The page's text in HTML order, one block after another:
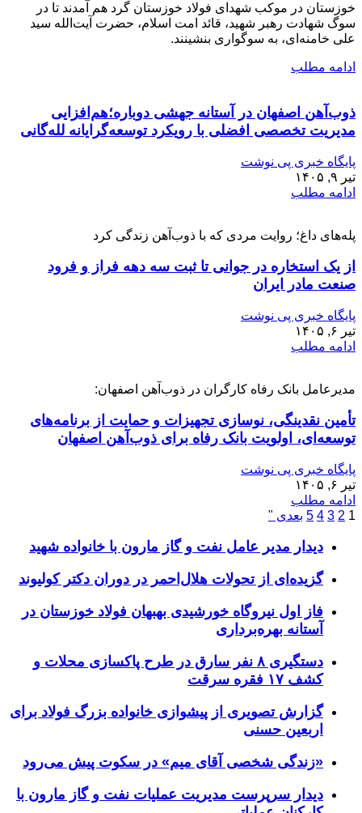
خوزستان در موکب شهدای فولاد خوزستان گرد هم آمدند تا در
سوگ شهادت رهبر شهید، قائد امت اسلام، حضرت آیت‌الله سید
علی خامنه‌ای، به سوگواری بنشینند.
ادامه مطلب
ذوب‌آهن اصفهان در آستانه جهشی دوباره؛هم‌افزایی
مدیریت تخصصی افضلی با رویکرد توسعه‌گرایانه لله‌گانی
پایگاه خبری پی نوشت
تیر ۹, ۱۴۰۵
ادامه مطلب
پله‌های داغ؛ روایت مردی که با ذوب‌آهن زندگی کرد
از یک استخاره در جوانی تا ثبت سه دهه فراز و فرود
صنعت مادر ایران
پایگاه خبری پی نوشت
تیر ۶, ۱۴۰۵
ادامه مطلب
مدیرعامل بانک رفاه کارگران در ذوب‌آهن اصفهان:
تأمین نقدینگی، نوسازی تجهیزات و حمایت از برنامه‌های
توسعه‌ای، اولویت بانک رفاه برای ذوب‌آهن اصفهان
پایگاه خبری پی نوشت
تیر ۶, ۱۴۰۵
ادامه مطلب
1
2
3
4
5 بعدی "
دیدار مدیر عامل نفت و گاز مارون با خانواده شهید
گزیده‌ای از تحولات هلال‌احمر در دوران دکتر کولیوند
فاز اول نیروگاه خورشیدی بهبهان فولاد خوزستان در
آستانه بهره‌برداری
دستگیری ۸ نفر سارق در طرح پاکسازی محلات و
کشف ۱۷ فقره سرقت
گزارش تصویری از پیشوازی خانواده بزرگ فولاد برای
اربعین حسنی
«زندگی شخصی آقای میم» در سکوت پیش می‌رود
دیدار سرپرست مدیریت عملیات نفت و گاز مارون با